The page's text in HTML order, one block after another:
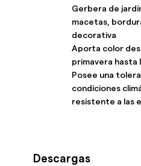
Gerbera de
macetas,
decorativa
Aporta color
primavera hasta
Posee una
condiciones
resistente a las
Descargas